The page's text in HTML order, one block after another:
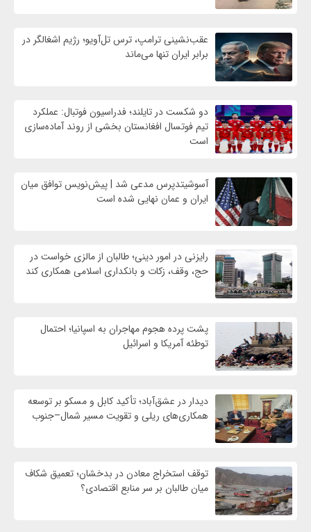
عقب‌نشینی ترامپ، ترس تل‌آویو؛ رژیم اشغالگر در
برابر ایران تنها می‌ماند
دو شکست در تایلند؛ فدراسیون فوتبال: عملکرد
تیم فوتسال افغانستان بخشی از روند آماده‌سازی
است
آسوشیتدپرس مدعی شد | پیش‌نویس توافق میان
ایران و عمان نهایی شده است
رایزنی در امور دینی؛ طالبان از مالزی خواست در
حج، وقف، زکات و بانکداری اسلامی همکاری کند
پشت پرده هجوم مهاجران به اسپانیا؛ احتمال
توطئه آمریکا و اسرائیل
دیدار در عشق‌آباد؛ تأکید کابل و مسکو بر توسعه
همکاری‌های ریلی و تقویت مسیر شمال–جنوب
توقف استخراج معادن در بدخشان؛ تعمیق شکاف
میان طالبان بر سر منابع اقتصادی؟